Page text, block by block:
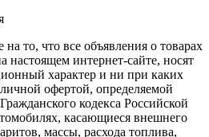
то, что все объявления о товарах
настоящем интернет-сайте, носят
характер и ни при каких
офертой, определяемой
кодекса Российской
касающиеся внешнего
массы, расхода топлива,